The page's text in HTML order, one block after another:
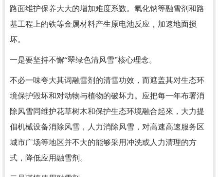
路面维护保养大大的增加难度系数。氧化钠等融雪剂和路
基工程上的铁等金属材料产生原电池反应，加速地面损
坏。
一是要坚持不懈“翠绿色清风雪”核心理念。
不必一味夸大其词融雪剂的清雪功效，而遮盖其对生态环
境保护毁坏和对动物与植物的破坏力。应把每一年布署消
除风雪同维护花草树木和保护生态环境融合起來，大力提
倡机械设备消除风雪，人力消除风雪，对高速高速服务区
城市广场等地区并不大的能够采用冲洗或人力清理的方
式，降低应用融雪剂。